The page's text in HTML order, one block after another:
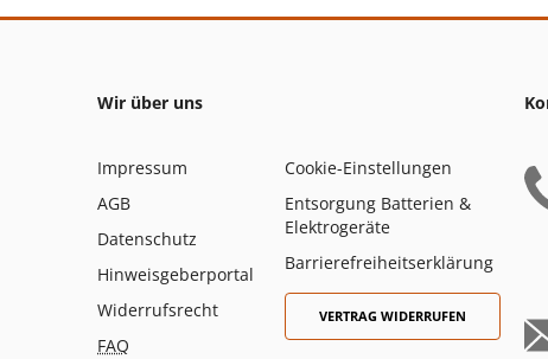
Wir über uns
Impressum
AGB
Datenschutz
Hinweisgeberportal
Widerrufsrecht
FAQ
Cookie-Einstellungen
Entsorgung Batterien &
Elektrogeräte
Barrierefreiheitserklärung
VERTRAG WIDERRUFEN